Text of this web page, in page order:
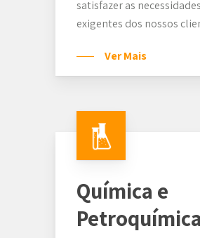
satisfazer as
exigentes dos nossos
Ver Mais
Química e
Petroquímica